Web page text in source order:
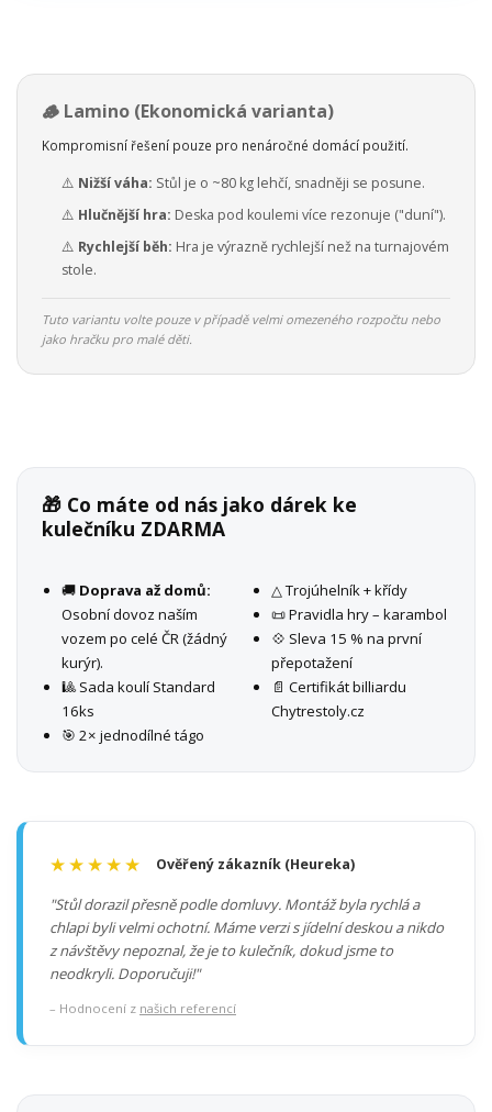
🪵 Lamino (Ekonomická varianta)
Kompromisní řešení pouze pro nenáročné domácí použití.
⚠️ Nižší váha: Stůl je o ~80 kg lehčí, snadněji se posune.
⚠️ Hlučnější hra: Deska pod koulemi více rezonuje ("duní").
⚠️ Rychlejší běh: Hra je výrazně rychlejší než na turnajovém
stole.
Tuto variantu volte pouze v případě velmi omezeného rozpočtu nebo
jako hračku pro malé děti.
🎁 Co máte od nás jako dárek ke
kulečníku ZDARMA
🚚 Doprava až domů:
Osobní dovoz naším
vozem po celé ČR (žádný
kurýr).
🎱 Sada koulí Standard
16ks
🎯 2× jednodílné tágo
△ Trojúhelník + křídy
📜 Pravidla hry – karambol
💠 Sleva 15 % na první
přepotažení
📄 Certifikát billiardu
Chytrestoly.cz
★★★★★ Ověřený zákazník (Heureka)
"Stůl dorazil přesně podle domluvy. Montáž byla rychlá a
chlapi byli velmi ochotní. Máme verzi s jídelní deskou a nikdo
z návštěvy nepoznal, že je to kulečník, dokud jsme to
neodkryli. Doporučuji!"
– Hodnocení z našich referencí